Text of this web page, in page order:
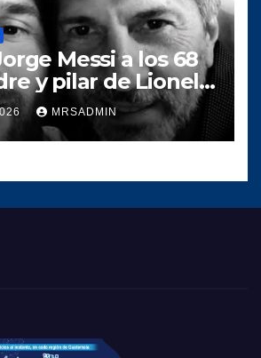
Messi a los 68
y pilar de Lionel
MRSADMIN